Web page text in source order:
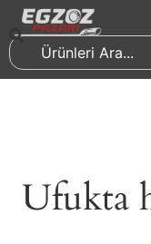
Ufukta